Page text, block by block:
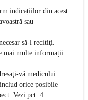
indicațiilor din acest
sau
să-l recitiţi.
mai multe informații
vă medicului
orice posibile
Vezi pct. 4.